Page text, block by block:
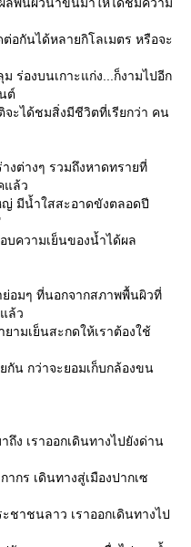
อกันได้หลายกิโลเมตร หรือจะ
ร่องบนเกาะแก่ง...ก็งามไปอีก
ต์
ะได้ชมสิ่งมีชีวิตที่เรียกว่า คน
งต่างๆ รวมถึงหาดทรายที่
แล้ว
มีน้ำใสสะอาดขังตลอดปี
บความเย็นของน้ำได้ผล
ย่อมๆ ที่นอกจากสภาพพื้นผิวที่
ล้ว
ามเย็นสะกดให้เราต้องใช้
น กว่าจะยอมเก็บกล้องขน
ง เราออกเดินทางไปยังด่าน
กร เดินทางสู่เมืองปากเซ
ชาชนลาว เราออกเดินทางไป